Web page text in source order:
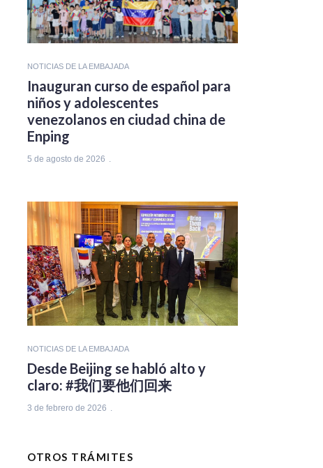
NOTICIAS DE LA EMBAJADA
Inauguran curso de español para
niños y adolescentes
venezolanos en ciudad china de
Enping
5 de agosto de 2026
NOTICIAS DE LA EMBAJADA
Desde Beijing se habló alto y
claro: #我们要他们回来
3 de febrero de 2026
OTROS TRÁMITES